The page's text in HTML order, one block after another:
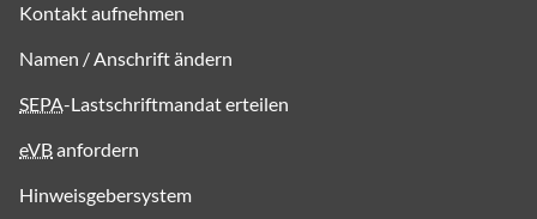
Kontakt aufnehmen
Namen / Anschrift ändern
SEPA-Lastschriftmandat erteilen
eVBanfordern
Hinweisgebersystem